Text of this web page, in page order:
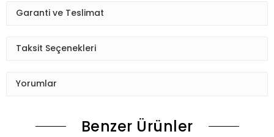
Garanti ve Teslimat
Taksit Seçenekleri
Yorumlar
Benzer Ürünler